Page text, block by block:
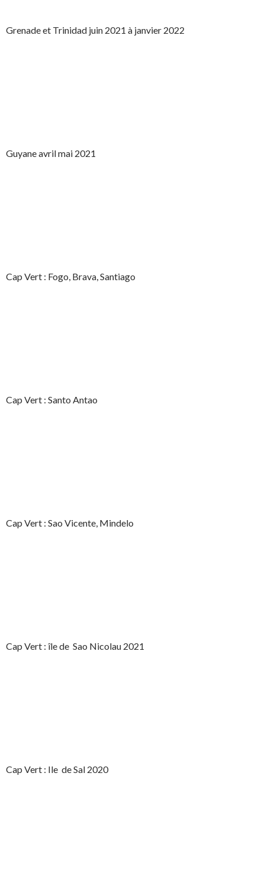
Grenade et Trinidad juin 2021 à janvier 2022
Guyane avril mai 2021
Cap Vert : Fogo, Brava, Santiago
Cap Vert : Santo Antao
Cap Vert : Sao Vicente, Mindelo
Cap Vert : île de Sao Nicolau 2021
Cap Vert : Ile de Sal 2020